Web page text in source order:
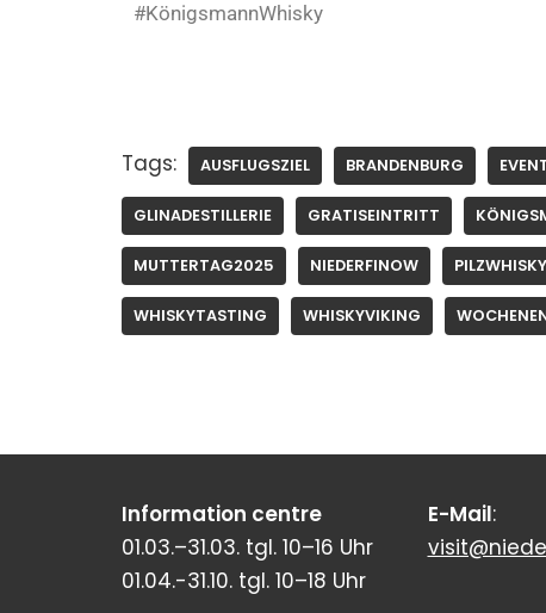
#KönigsmannWhisky
Tags: AUSFLUGSZIEL BRANDENBURG
GLINADESTILLERIE GRATISEINTRITT
MUTTERTAG2025 NIEDERFINOW PILZWHISKY
WHISKYTASTING WHISKYVIKING
Information centre
01.03.–31.03. tgl. 10–16 Uhr
01.04.-31.10. tgl. 10–18 Uhr
E-Mail: